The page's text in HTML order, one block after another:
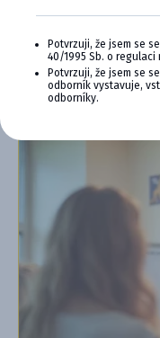
Zjistit
Potvrzuji, že jsem se
40/1995 Sb. o regulaci
Potvrzuji, že jsem se
odborník vystavuje,
odborníky.